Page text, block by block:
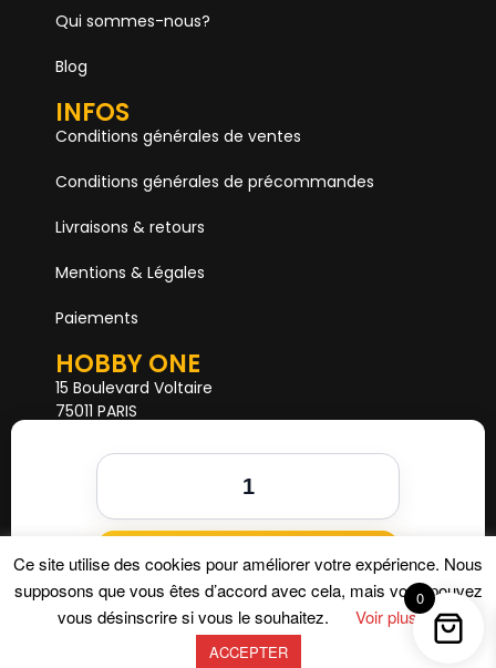
Ajouter au panier
Qui sommes-nous?
Blog
INFOS
Conditions générales de ventes
Conditions générales de précommandes
Livraisons & retours
Mentions & Légales
Paiements
HOBBY ONE
15 Boulevard Voltaire
75011 PARIS
Mail. hobby1shop@gmail.com
Tél. 01 402 11 402
NOUS SUIVRE
Ce site utilise des cookies pour améliorer votre expérience. Nous
supposons que vous êtes d’accord avec cela, mais vous pouvez
vous désinscrire si vous le souhaitez.
Voir plus
ACCEPTER
0